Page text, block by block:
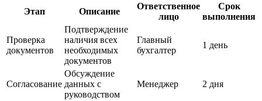
Этап Описание
Ответственное
лицо
Срок
выполнения
Проверка
документов
Подтверждение
наличия всех
необходимых
документов
Главный
бухгалтер
1 день
Согласование
Обсуждение
данных с
руководством
Менеджер 2 дня